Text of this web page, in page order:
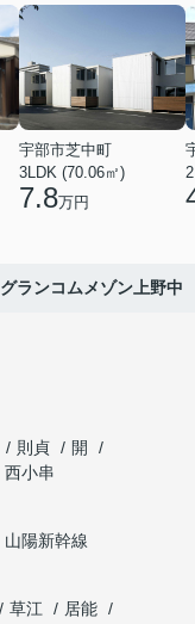
宇部市芝中町
3LDK (70.06㎡)
7.8万円
グランコムメゾン上野中
則貞
開
西小串
山陽新幹線
草江
居能